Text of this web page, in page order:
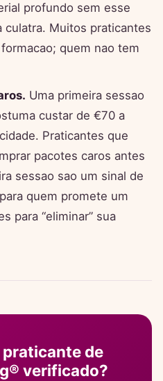
profundo sem esse
culatra. Muitos praticantes
quem nao tem
Uma primeira sessao
custar de €70 a
Praticantes que
pacotes caros antes
sessao sao um sinal de
quem promete um
para “eliminar” sua
de
verificado?